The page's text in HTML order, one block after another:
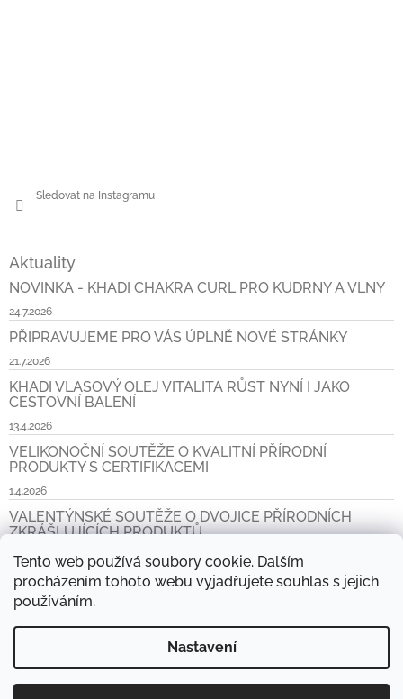
Tento web používá soubory cookie. Dalším
procházením tohoto webu vyjadřujete souhlas s jejich
používáním.
Nastavení
Sledovat na Instagramu
Aktuality
NOVINKA - KHADI CHAKRA CURL PRO KUDRNY A VLNY
24.7.2026
PŘIPRAVUJEME PRO VÁS ÚPLNĚ NOVÉ STRÁNKY
21.7.2026
KHADI VLASOVÝ OLEJ VITALITA RŮST NYNÍ I JAKO
CESTOVNÍ BALENÍ
13.4.2026
VELIKONOČNÍ SOUTĚŽE O KVALITNÍ PŘÍRODNÍ
PRODUKTY S CERTIFIKACEMI
1.4.2026
VALENTÝNSKÉ SOUTĚŽE O DVOJICE PŘÍRODNÍCH
ZKRÁŠLUJÍCÍCH PRODUKTŮ
6.2.2026
Archiv
www.khadi.cz, www.khadi.sk Prodejní místa